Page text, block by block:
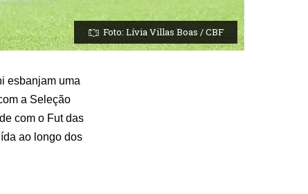
Foto: Lívia Villas Boas / CBF
esbanjam uma
a Seleção
com o Fut das
ao longo dos